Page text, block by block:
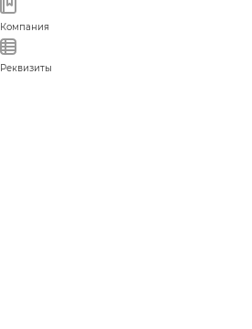
Компания
Реквизиты